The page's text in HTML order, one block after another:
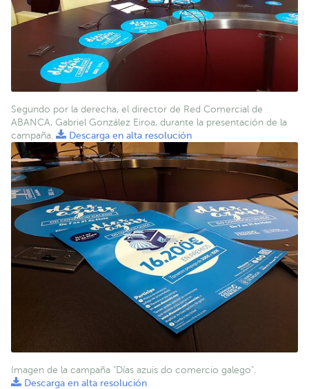
Segundo por la derecha, el director de Red Comercial de
ABANCA, Gabriel González Eiroa, durante la presentación de la
campaña.
Descarga en alta resolución
Imagen de la campaña "Días azuis do comercio galego".
Descarga en alta resolución